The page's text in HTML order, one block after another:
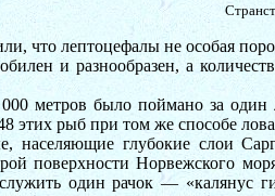
что лептоцефалы не особая
и разнообразен, а
метров было поймано за
этих рыб при том же способе
населяющие глубокие слои
поверхности Норвежского
один рачок — «калянус